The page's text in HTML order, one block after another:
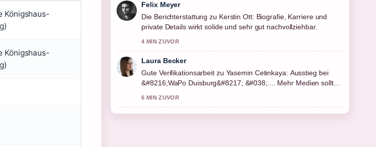
Königshaus-
Königshaus-
Felix Meyer
Die Berichterstattung zu Kerstin Ott: Biografie, Karriere und
private Details wirkt solide und sehr gut nachvollziehbar.
4 MIN ZUVOR
Laura Becker
Gute Verifikationsarbeit zu Yasemin Cetinkaya: Ausstieg bei
&#8216;WaPo Duisburg&#8217; &#038;.... Mehr Medien sollten
6 MIN ZUVOR